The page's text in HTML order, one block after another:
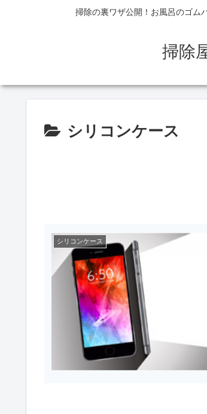
掃除の裏ワザ公開！お風呂のゴム
掃除
シリコンケース
シリコンケース